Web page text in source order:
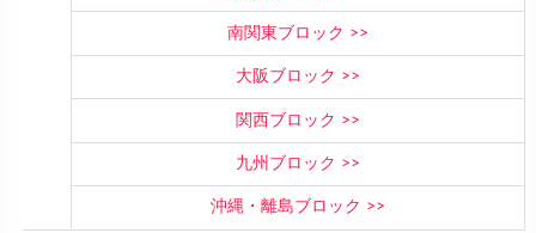
南関東ブロック
大阪ブロック
関西ブロック
九州ブロック
沖縄・離島ブロック